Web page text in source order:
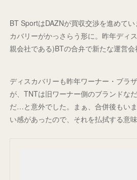
BT SportはDAZNが買収交渉を進めて
カバリーがかっさらう形に。昨年ディ
親会社である)BTの合弁で新たな運営会
ディスカバリーも昨年ワーナー・ブラ
が、TNTは旧ワーナー側のブランドな
だ…と意外でした。まぁ、合併後もい
い感があったので、それを払拭する意